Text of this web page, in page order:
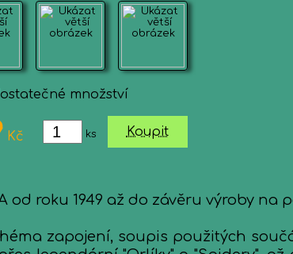
množství
Kč ks Koupit
roku 1949 až do závěru výroby na
zapojení, soupis použitých